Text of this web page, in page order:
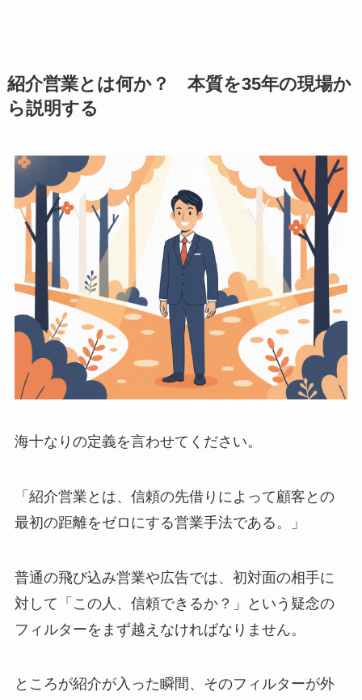
紹介営業とは何か？ 本質を35年の現場か
ら説明する
海十なりの定義を言わせてください。
「紹介営業とは、信頼の先借りによって顧客との
最初の距離をゼロにする営業手法である。」
普通の飛び込み営業や広告では、初対面の相手に
対して「この人、信頼できるか？」という疑念の
フィルターをまず越えなければなりません。
ところが紹介が入った瞬間、そのフィルターが外